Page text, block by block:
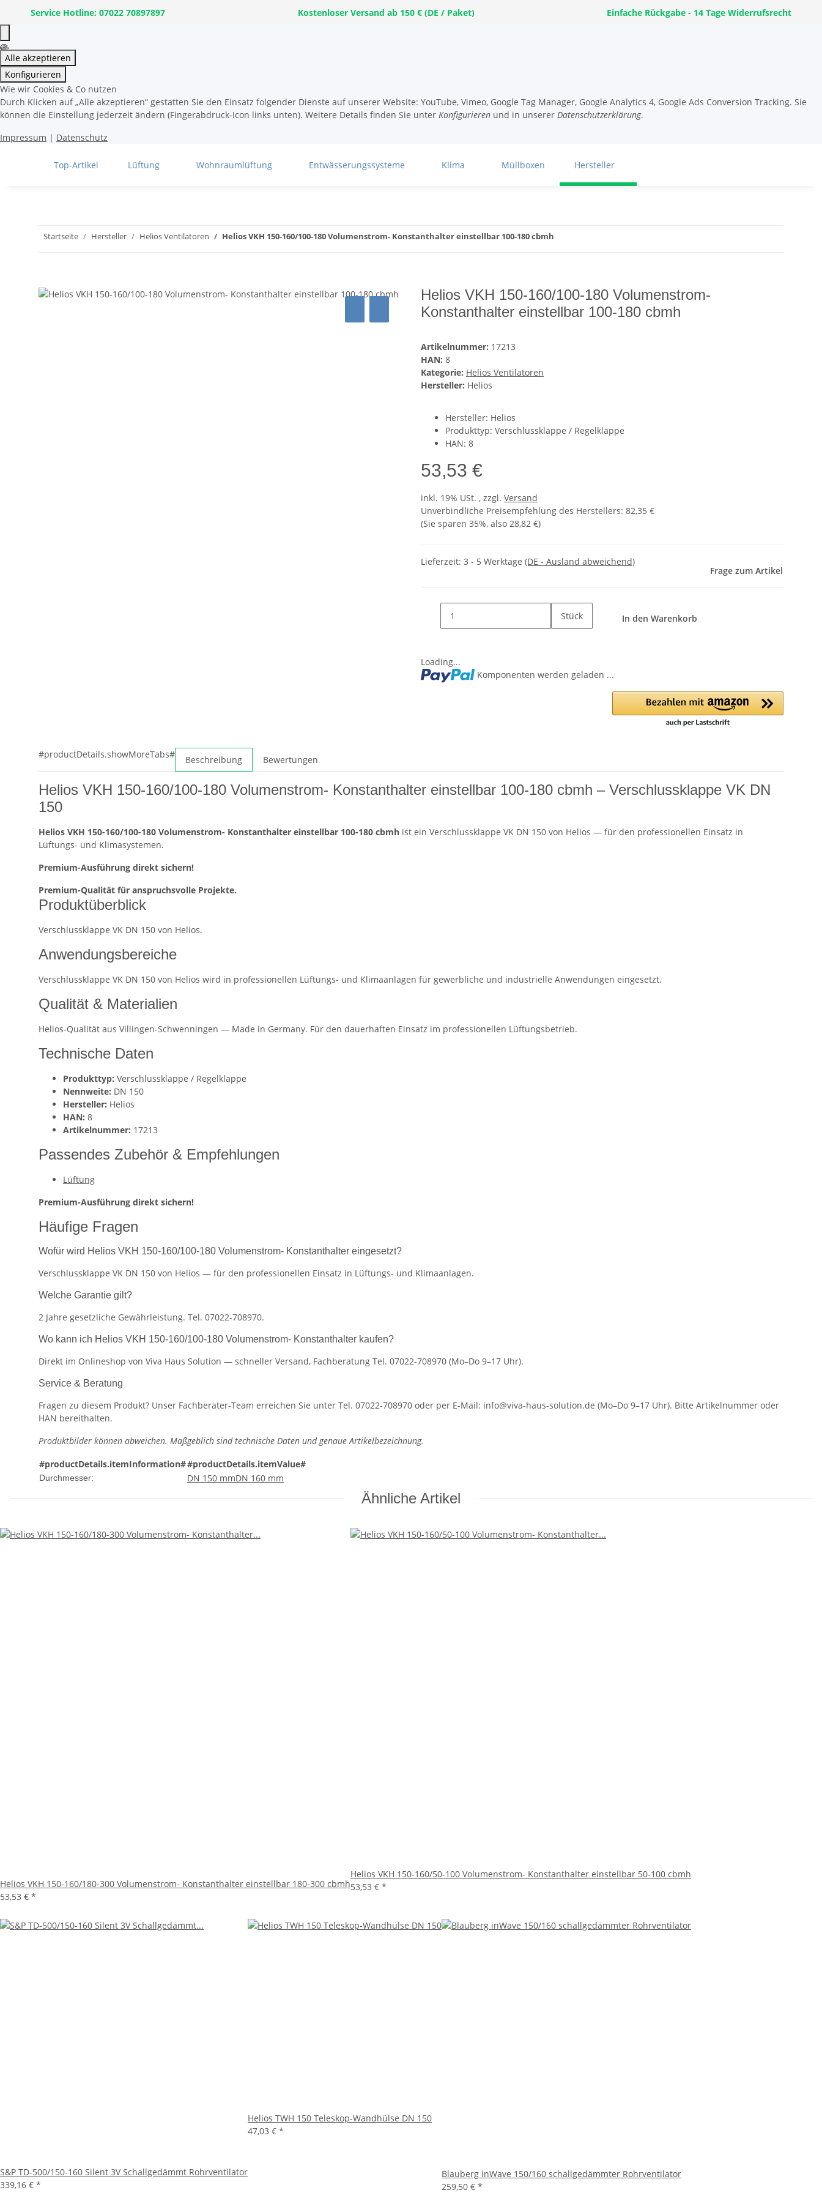
Service Hotline: 07022 70897897 Kostenloser Versand ab 150 € (DE / Paket) Einfache Rückgabe - 14 Tage Widerrufsrecht
Alle akzeptieren
Konfigurieren
Wie wir Cookies & Co nutzen
Durch Klicken auf „Alle akzeptieren“ gestatten Sie den Einsatz folgender Dienste auf unserer Website: YouTube, Vimeo, Google Tag Manager, Google Analytics 4, Google Ads Conversion Tracking. Sie
können die Einstellung jederzeit ändern (Fingerabdruck-Icon links unten). Weitere Details finden Sie unter Konfigurieren und in unserer Datenschutzerklärung.
Impressum | Datenschutz
Top-Artikel Lüftung Wohnraumlüftung Entwässerungssysteme Klima Müllboxen Hersteller
Startseite Hersteller Helios Ventilatoren Helios VKH 150-160/100-180 Volumenstrom- Konstanthalter einstellbar 100-180 cbmh
Helios VKH 150-160/100-180 Volumenstrom-
Konstanthalter einstellbar 100-180 cbmh
Artikelnummer: 17213
HAN: 8
Kategorie: Helios Ventilatoren
Hersteller: Helios
Hersteller: Helios
Produkttyp: Verschlussklappe / Regelklappe
HAN: 8
53,53 €
inkl. 19% USt. , zzgl. Versand
Unverbindliche Preisempfehlung des Herstellers: 82,35 €
(Sie sparen 35%, also 28,82 €)
Lieferzeit: 3 - 5 Werktage (DE - Ausland abweichend)
Frage zum Artikel
Stück In den Warenkorb
Loading...
Komponenten werden geladen ...
#productDetails.showMoreTabs# Beschreibung Bewertungen
Helios VKH 150-160/100-180 Volumenstrom- Konstanthalter einstellbar 100-180 cbmh – Verschlussklappe VK DN
150
Helios VKH 150-160/100-180 Volumenstrom- Konstanthalter einstellbar 100-180 cbmh ist ein Verschlussklappe VK DN 150 von Helios — für den professionellen Einsatz in
Lüftungs- und Klimasystemen.
Premium-Ausführung direkt sichern!
Premium-Qualität für anspruchsvolle Projekte.
Produktüberblick
Verschlussklappe VK DN 150 von Helios.
Anwendungsbereiche
Verschlussklappe VK DN 150 von Helios wird in professionellen Lüftungs- und Klimaanlagen für gewerbliche und industrielle Anwendungen eingesetzt.
Qualität & Materialien
Helios-Qualität aus Villingen-Schwenningen — Made in Germany. Für den dauerhaften Einsatz im professionellen Lüftungsbetrieb.
Technische Daten
Produkttyp: Verschlussklappe / Regelklappe
Nennweite: DN 150
Hersteller: Helios
HAN: 8
Artikelnummer: 17213
Passendes Zubehör & Empfehlungen
Lüftung
Premium-Ausführung direkt sichern!
Häufige Fragen
Wofür wird Helios VKH 150-160/100-180 Volumenstrom- Konstanthalter eingesetzt?
Verschlussklappe VK DN 150 von Helios — für den professionellen Einsatz in Lüftungs- und Klimaanlagen.
Welche Garantie gilt?
2 Jahre gesetzliche Gewährleistung. Tel. 07022-708970.
Wo kann ich Helios VKH 150-160/100-180 Volumenstrom- Konstanthalter kaufen?
Direkt im Onlineshop von Viva Haus Solution — schneller Versand, Fachberatung Tel. 07022-708970 (Mo–Do 9–17 Uhr).
Service & Beratung
Fragen zu diesem Produkt? Unser Fachberater-Team erreichen Sie unter Tel. 07022-708970 oder per E-Mail: info@viva-haus-solution.de (Mo–Do 9–17 Uhr). Bitte Artikelnummer oder
HAN bereithalten.
Produktbilder können abweichen. Maßgeblich sind technische Daten und genaue Artikelbezeichnung.
#productDetails.itemInformation##productDetails.itemValue#
Durchmesser: DN 150 mmDN 160 mm
Ähnliche Artikel
Helios VKH 150-160/180-300 Volumenstrom- Konstanthalter einstellbar 180-300 cbmh
53,53 € *
Helios VKH 150-160/50-100 Volumenstrom- Konstanthalter einstellbar 50-100 cbmh
53,53 € *
S&P TD-500/150-160 Silent 3V Schallgedämmt Rohrventilator
339,16 € *
Helios TWH 150 Teleskop-Wandhülse DN 150
47,03 € *
Blauberg inWave 150/160 schallgedämmter Rohrventilator
259,50 € *